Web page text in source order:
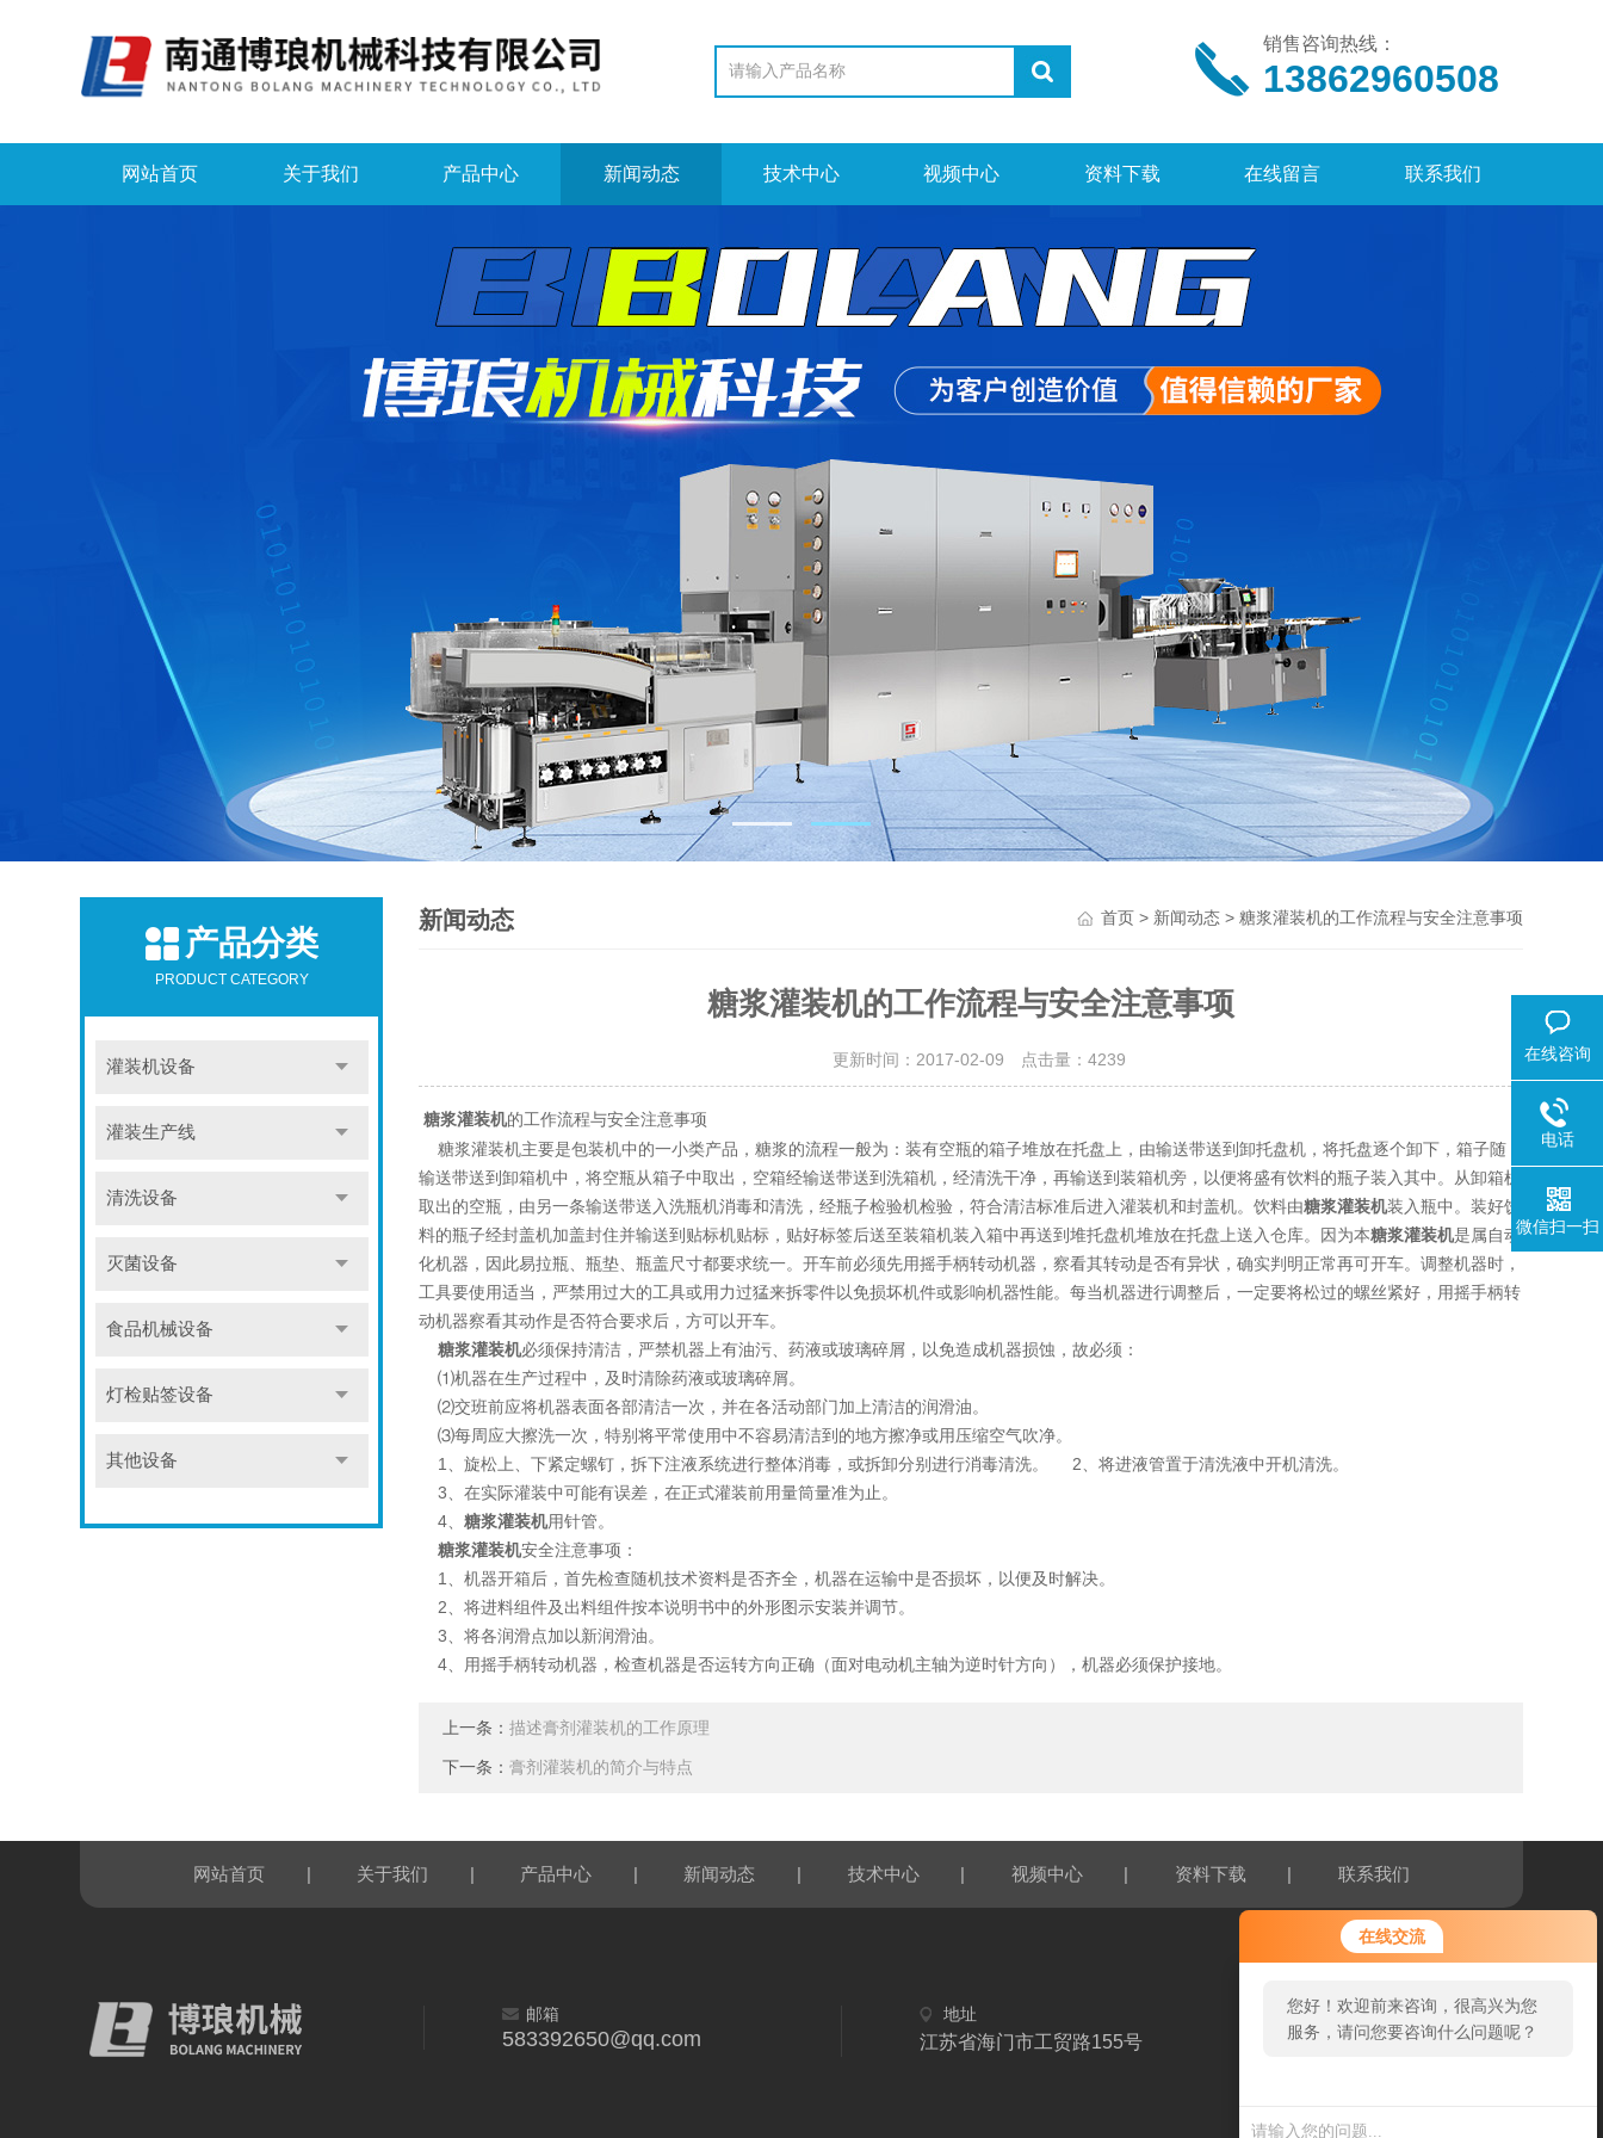
在线交流
您好！欢迎前来咨询，很高兴为您
服务，请问您要咨询什么问题呢？
销售咨询热线：
13862960508
网站首页 关于我们 产品中心 新闻动态 技术中心 视频中心 资料下载 在线留言 联系我们
产品分类
PRODUCT CATEGORY
灌装机设备
灌装生产线
清洗设备
灭菌设备
食品机械设备
灯检贴签设备
其他设备
新闻动态 首页> 新闻动态> 糖浆灌装机的工作流程与安全注意事项
糖浆灌装机的工作流程与安全注意事项
更新时间：2017-02-09 点击量：4239
糖浆灌装机的工作流程与安全注意事项
糖浆灌装机主要是包装机中的一小类产品，糖浆的流程一般为：装有空瓶的箱子堆放在托盘上，由输送带送到卸托盘机，将托盘逐个卸下，箱子随
输送带送到卸箱机中，将空瓶从箱子中取出，空箱经输送带送到洗箱机，经清洗干净，再输送到装箱机旁，以便将盛有饮料的瓶子装入其中。从卸箱机
取出的空瓶，由另一条输送带送入洗瓶机消毒和清洗，经瓶子检验机检验，符合清洁标准后进入灌装机和封盖机。饮料由糖浆灌装机装入瓶中。装好饮
料的瓶子经封盖机加盖封住并输送到贴标机贴标，贴好标签后送至装箱机装入箱中再送到堆托盘机堆放在托盘上送入仓库。因为本糖浆灌装机是属自动
化机器，因此易拉瓶、瓶垫、瓶盖尺寸都要求统一。开车前必须先用摇手柄转动机器，察看其转动是否有异状，确实判明正常再可开车。调整机器时，
工具要使用适当，严禁用过大的工具或用力过猛来拆零件以免损坏机件或影响机器性能。每当机器进行调整后，一定要将松过的螺丝紧好，用摇手柄转
动机器察看其动作是否符合要求后，方可以开车。
糖浆灌装机必须保持清洁，严禁机器上有油污、药液或玻璃碎屑，以免造成机器损蚀，故必须：
⑴机器在生产过程中，及时清除药液或玻璃碎屑。
⑵交班前应将机器表面各部清洁一次，并在各活动部门加上清洁的润滑油。
⑶每周应大擦洗一次，特别将平常使用中不容易清洁到的地方擦净或用压缩空气吹净。
1、旋松上、下紧定螺钉，拆下注液系统进行整体消毒，或拆卸分别进行消毒清洗。 2、将进液管置于清洗液中开机清洗。
3、在实际灌装中可能有误差，在正式灌装前用量筒量准为止。
4、糖浆灌装机用针管。
糖浆灌装机安全注意事项：
1、机器开箱后，首先检查随机技术资料是否齐全，机器在运输中是否损坏，以便及时解决。
2、将进料组件及出料组件按本说明书中的外形图示安装并调节。
3、将各润滑点加以新润滑油。
4、用摇手柄转动机器，检查机器是否运转方向正确（面对电动机主轴为逆时针方向），机器必须保护接地。
上一条：描述膏剂灌装机的工作原理
下一条：膏剂灌装机的简介与特点
网站首页 | 关于我们 | 产品中心 | 新闻动态 | 技术中心 | 视频中心 | 资料下载 | 联系我们
邮箱
583392650@qq.com
地址
江苏省海门市工贸路155号
在线咨询
电话
微信扫一扫